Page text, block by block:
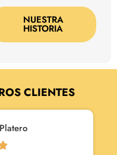
NUESTRA
HISTORIA
CLIENTES